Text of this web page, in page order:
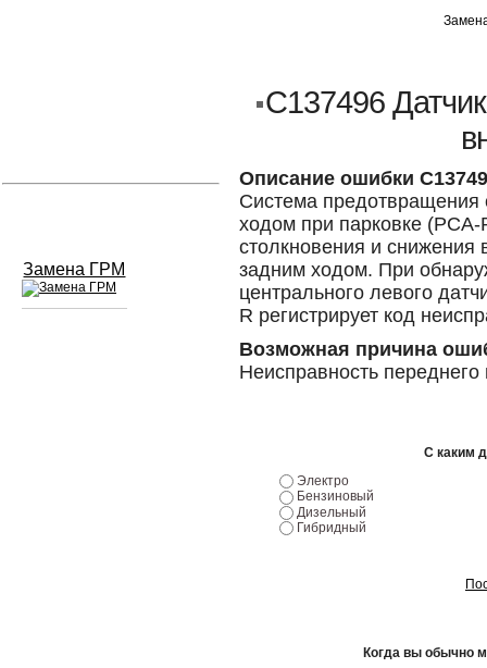
Замена ГРМ
C137496
Описание ошибки
Система предотвращения
ходом при парковке
столкновения и
задним ходом. При
центрального левого
R регистрирует код
Возможная причина
Неисправность переднего
С каким
Электро
Бензиновый
Дизельный
Гибридный
Когда вы обычно